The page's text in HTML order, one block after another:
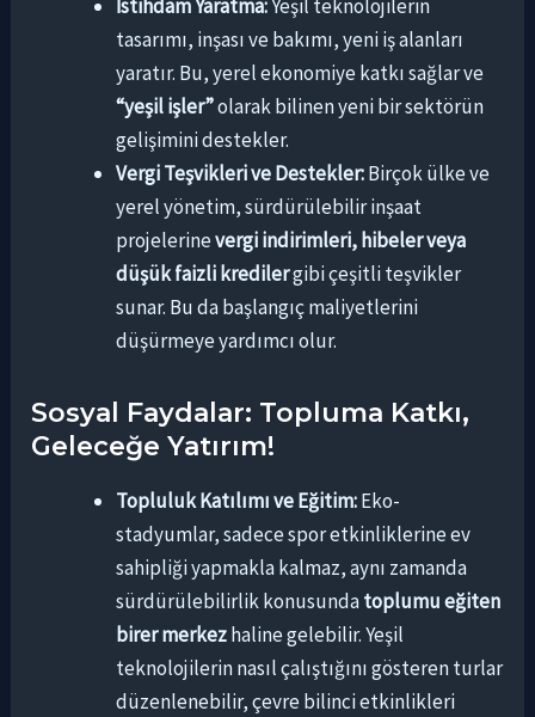
İstihdam Yaratma:Yeşil teknolojilerin
tasarımı, inşası ve bakımı, yeni iş alanları
yaratır. Bu, yerel ekonomiye katkı sağlar ve
“yeşil işler”olarak bilinen yeni bir sektörün
gelişimini destekler.
Vergi Teşvikleri ve Destekler:Birçok ülke ve
yerel yönetim, sürdürülebilir inşaat
projelerinevergi indirimleri, hibeler veya
düşük faizli kredilergibi çeşitli teşvikler
sunar. Bu da başlangıç maliyetlerini
düşürmeye yardımcı olur.
Sosyal Faydalar: Topluma Katkı,
Geleceğe Yatırım!
Topluluk Katılımı ve Eğitim:Eko-
stadyumlar, sadece spor etkinliklerine ev
sahipliği yapmakla kalmaz, aynı zamanda
sürdürülebilirlik konusundatoplumu eğiten
birer merkezhaline gelebilir. Yeşil
teknolojilerin nasıl çalıştığını gösteren turlar
düzenlenebilir, çevre bilinci etkinlikleri